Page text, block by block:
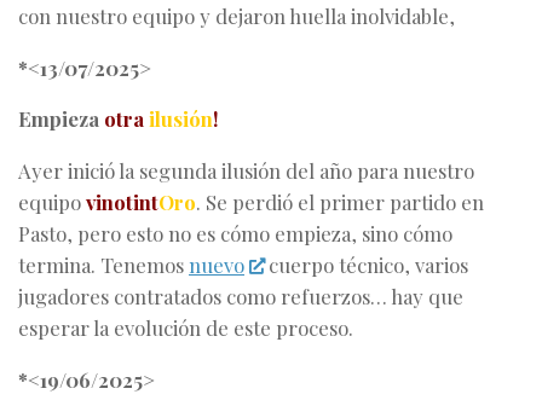
con nuestro equipo y dejaron huella inolvidable,
*<13/07/2025>
Empieza otra ilusión!
Ayer inició la segunda ilusión del año para nuestro
equipovinotintOro. Se perdió el primer partido en
Pasto, pero esto no es cómo empieza, sino cómo
termina. Tenemosnuevo
cuerpo técnico, varios
jugadores contratados como refuerzos… hay que
esperar la evolución de este proceso.
*<19/06/2025>